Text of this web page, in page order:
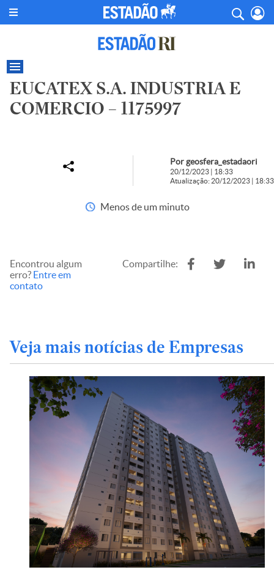
EUCATEX S.A. INDUSTRIA E
COMERCIO – 1175997
Por geosfera_estadaori
20/12/2023 | 18:33
Atualização: 20/12/2023 | 18:33
Menos de um minuto
Encontrou algum
erro? Entre em
contato
Compartilhe:
Veja mais notícias de Empresas